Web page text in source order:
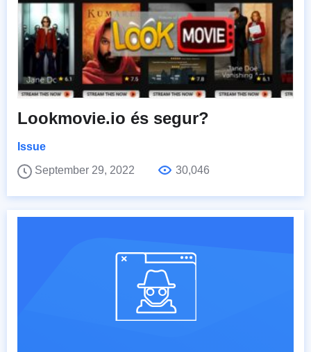
Lookmovie.io és segur?
Issue
September 29, 2022
30,046